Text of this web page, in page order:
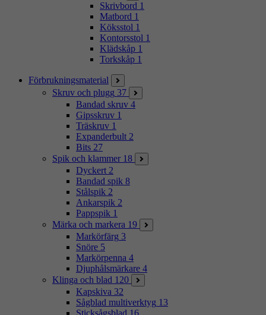
Skrivbord 1
Matbord 1
Köksstol 1
Kontorsstol 1
Klädskåp 1
Torkskåp 1
Förbrukningsmaterial
Skruv och plugg 37
Bandad skruv 4
Gipsskruv 1
Träskruv 1
Expanderbult 2
Bits 27
Spik och klammer 18
Dyckert 2
Bandad spik 8
Stålspik 2
Ankarspik 2
Pappspik 1
Märka och markera 19
Markörfärg 3
Snöre 5
Markörpenna 4
Djuphålsmärkare 4
Klinga och blad 120
Kapskiva 32
Sågblad multiverktyg 13